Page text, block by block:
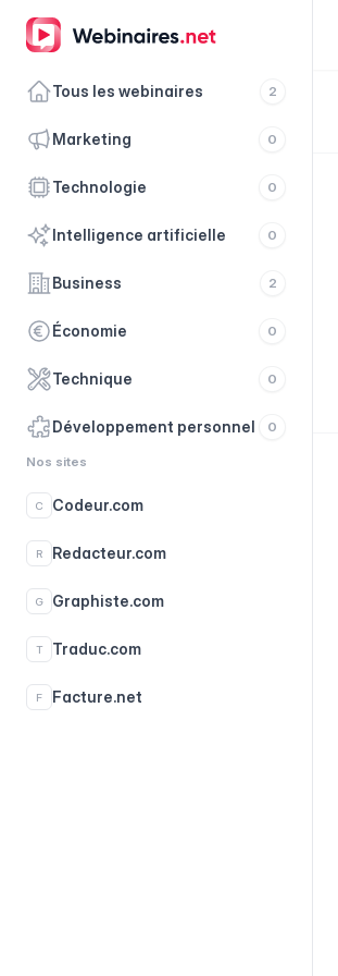
Tous les webinaires 2
marketing 0
technologie 0
intelligence artificielle 0
business 2
économie 0
technique 0
développement personnel 0
Nos sites
C Codeur.com
R Redacteur.com
G Graphiste.com
T Traduc.com
F Facture.net